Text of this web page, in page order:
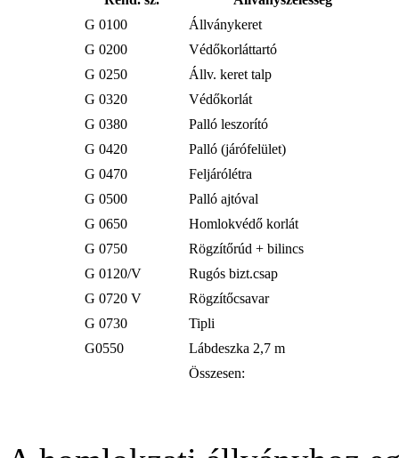
G 0100
Állványkeret
G 0200
Védőkorláttartó
G 0250
Állv. keret talp
G 0320
Védőkorlát
G 0380
Palló leszorító
G 0420
Palló (járófelület)
G 0470
Feljárólétra
G 0500
Palló ajtóval
G 0650
Homlokvédő korlát
G 0750
Rögzítőrúd + bilincs
G 0120/V
Rugós bizt.csap
G 0720 V
Rögzítőcsavar
G 0730
Tipli
G0550
Lábdeszka 2,7 m
Összesen: